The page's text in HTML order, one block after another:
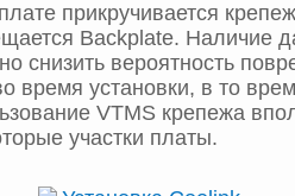
прикручивается
Backplate. Наличие
снизить вероятность
время установки, в то
VTMS крепежа
участки платы.